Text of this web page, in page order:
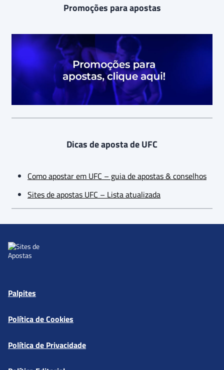
Promoções para apostas
Dicas de aposta de UFC
Como apostar em UFC – guia de apostas & conselhos
Sites de apostas UFC – Lista atualizada
Palpites
Política de Cookies
Política de Privacidade